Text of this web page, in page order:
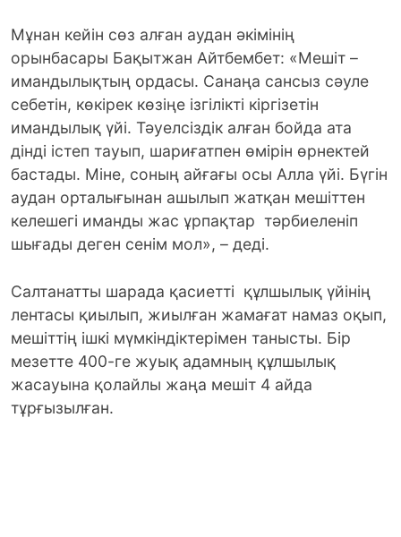
Мұнан кейін сөз алған аудан әкімінің
орынбасары Бақытжан Айтбембет: «Мешіт –
имандылықтың ордасы. Санаңа сансыз сәуле
себетін, көкірек көзіңе ізгілікті кіргізетін
имандылық үйі. Тәуелсіздік алған бойда ата
дінді істеп тауып, шариғатпен өмірін өрнектей
бастады. Міне, соның айғағы осы Алла үйі. Бүгін
аудан орталығынан ашылып жатқан мешіттен
келешегі иманды жас ұрпақтар тәрбиеленіп
шығады деген сенім мол», – деді.
Салтанатты шарада қасиетті құлшылық үйінің
лентасы қиылып, жиылған жамағат намаз оқып,
мешіттің ішкі мүмкіндіктерімен танысты. Бір
мезетте 400-ге жуық адамның құлшылық
жасауына қолайлы жаңа мешіт 4 айда
тұрғызылған.